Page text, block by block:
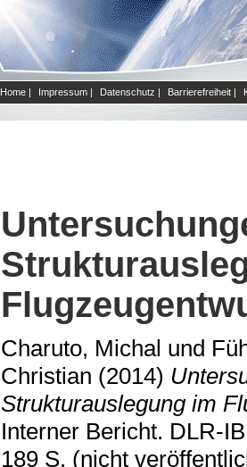
Home | Impressum | Datenschutz | Barrierefreiheit |
Charuto, Michal und
Christian (2014)
Strukturauslegung im
Interner Bericht. DLR-
189 S. (nicht